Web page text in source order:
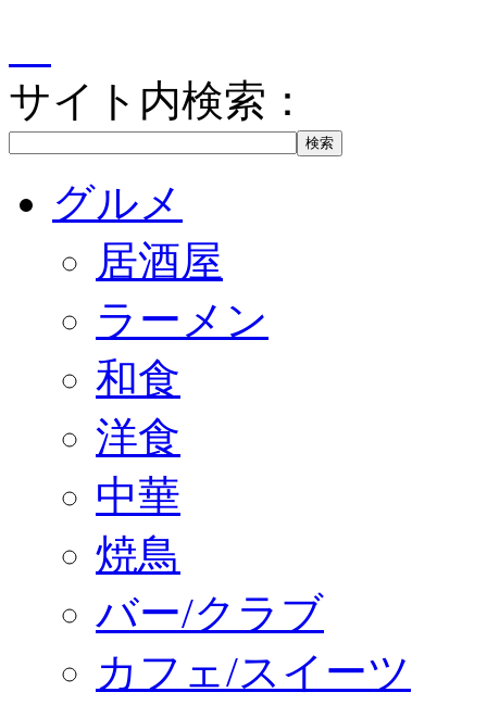
サイト内検索：
グルメ
居酒屋
ラーメン
和食
洋食
中華
焼鳥
バー/クラブ
カフェ/スイーツ